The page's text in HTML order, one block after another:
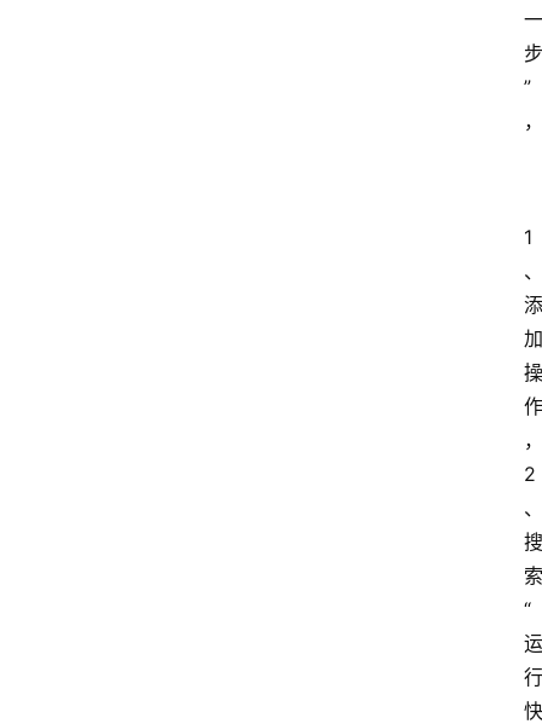
一
步
”
，
1
、
添
加
操
作
，
2
、
搜
索
“
运
行
快